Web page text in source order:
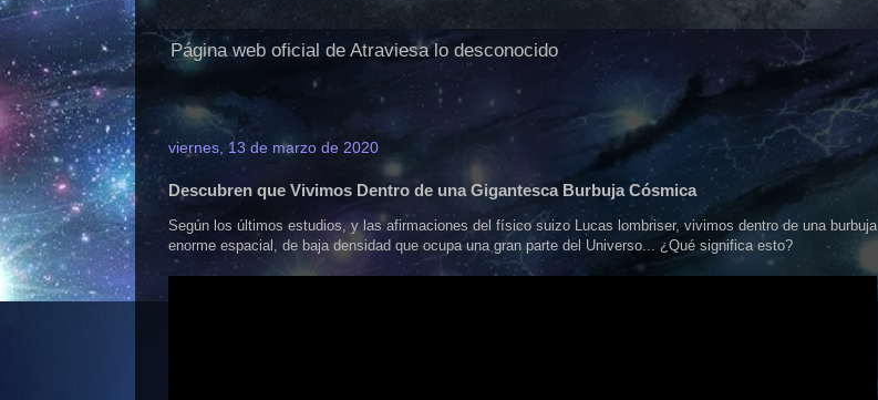
Página web oficial de Atraviesa lo desconocido
viernes, 13 de marzo de 2020
Descubren que Vivimos Dentro de una Gigantesca Burbuja Cósmica
Según los últimos estudios, y las afirmaciones del físico suizo Lucas lombriser, vivimos dentro de una burbuja
enorme espacial, de baja densidad que ocupa una gran parte del Universo... ¿Qué significa esto?